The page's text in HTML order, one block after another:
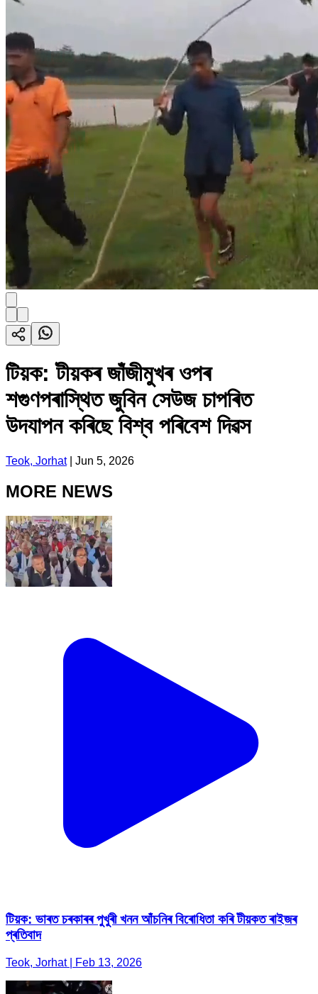
টিয়ক: টীয়কৰ জাঁজীমুখৰ ওপৰ
শগুণপৰাস্থিত জুবিন সেউজ চাপৰিত
উদযাপন কৰিছে বিশ্ব পৰিবেশ দিৱস
Teok, Jorhat| Jun 5, 2026
MORE NEWS
টিয়ক: ভাৰত চৰকাৰৰ পুখুৰী খনন আঁচনিৰ বিৰোধিতা কৰি টীয়কত ৰাইজৰ
প্ৰতিবাদ
Teok, Jorhat | Feb 13, 2026